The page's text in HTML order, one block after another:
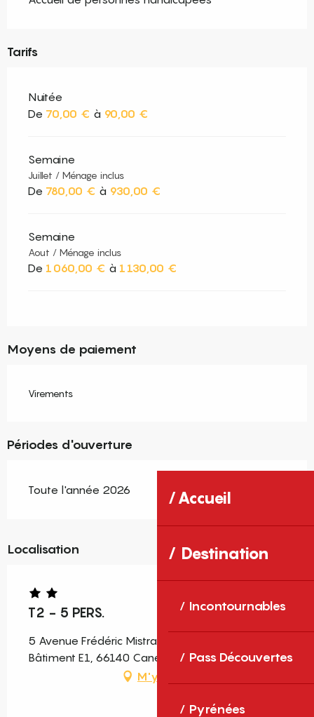
Accueil
Destination
Incontournables
Pass Découvertes
Pyrénées
Tarifs
Nuitée
De 70,00 € à 90,00 €
Semaine
Juillet / Ménage inclus
De 780,00 € à 930,00 €
Semaine
Aout / Ménage inclus
De 1 060,00 € à 1 130,00 €
Moyens de paiement
Virements
Périodes d'ouverture
Toute l'année 2026
Localisation
T2 - 5 PERS.
5 Avenue Frédéric Mistral, Appartement 002 -
Bâtiment E1, 66140 Canet-en-Roussillon
M'y rendre